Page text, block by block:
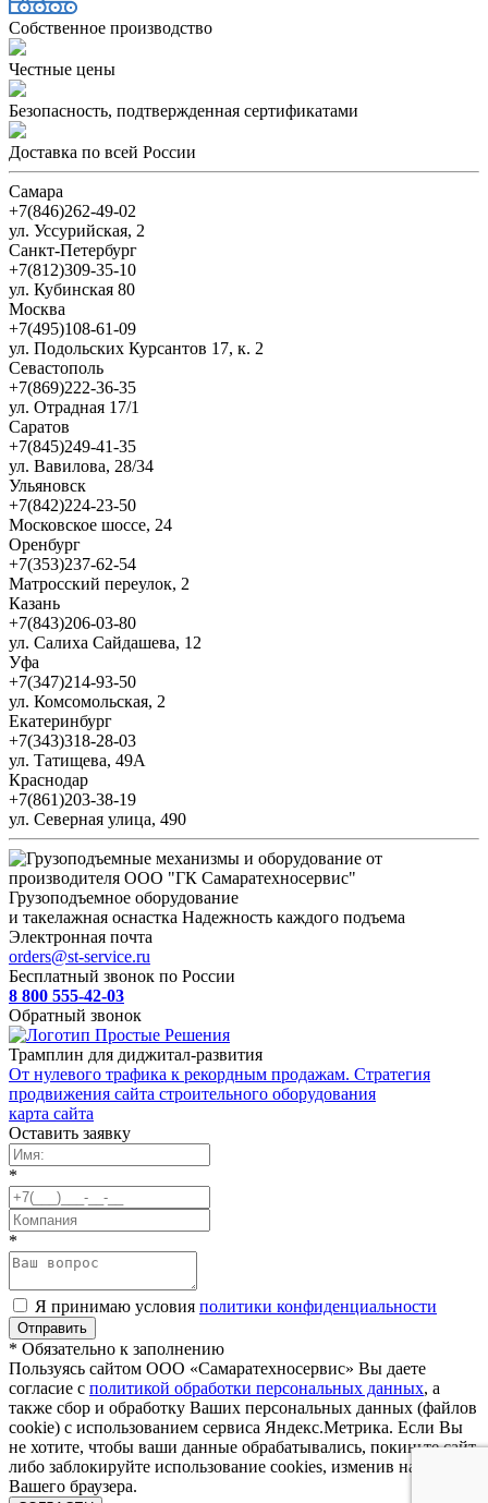
Собственное производство
Чеcтные цены
Безопасность, подтвержденная сертификатами
Доставка по всей России
Самара
+7(846)262-49-02
ул. Уссурийская, 2
Санкт-Петербург
+7(812)309-35-10
ул. Кубинская 80
Москва
+7(495)108-61-09
ул. Подольских Курсантов 17, к. 2
Севастополь
+7(869)222-36-35
ул. Отрадная 17/1
Саратов
+7(845)249-41-35
ул. Вавилова, 28/34
Ульяновск
+7(842)224-23-50
Московское шоссе, 24
Оренбург
+7(353)237-62-54
Матросский переулок, 2
Казань
+7(843)206-03-80
ул. Салиха Сайдашева, 12
Уфа
+7(347)214-93-50
ул. Комсомольская, 2
Екатеринбург
+7(343)318-28-03
ул. Татищева, 49А
Краснодар
+7(861)203-38-19
ул. Северная улица, 490
Грузоподъемное оборудование
и такелажная оснастка Надежность каждого подъема
Электронная почта
orders@st-service.ru
Бесплатный звонок по России
8 800 555-42-03
Обратный звонок
Трамплин для диджитал-развития
От нулевого трафика к рекордным продажам. Стратегия
продвижения сайта строительного оборудования
карта сайта
Оставить заявку
*
*
Я принимаю условия политики конфиденциальности
* Обязательно к заполнению
Пользуясь сайтом ООО «Самаратехносервис» Вы даете
согласие с политикой обработки персональных данных, а
также сбор и обработку Ваших персональных данных (файлов
cookie) с использованием сервиса Яндекс.Метрика. Если Вы
не хотите, чтобы ваши данные обрабатывались, покиньте сайт,
либо заблокируйте использование cookies, изменив настройки
Вашего браузера.